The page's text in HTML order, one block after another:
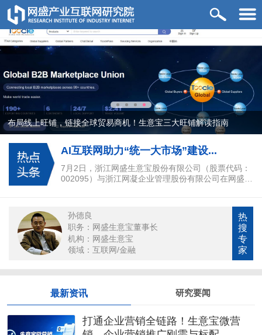
布局线上旺铺，链接全球贸易商机！生意宝三大旺铺解读指南
AI互联网助力“统一大市场”建设...
7月2日，浙江网盛生意宝股份有限公司（股票代码：
002095）与浙江网凝企业管理股份有限公司在网盛大
孙德良
职务：网盛生意宝董事长
机构：网盛生意宝
领域：互联网/金融
热
搜
专
家
最新资讯 研究要闻
打通企业营销全链路！生意宝微营